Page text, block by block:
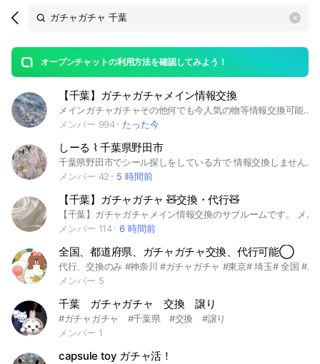
Search
OpenChats
messages
search
area
オープンチャットの利用方法を確認してみよう！
open
【千葉】ガチャガチャメイン情報交換
メインガチャガチャその他何でも今人気の物等情報交換可能です🎀 メインルーム▶︎情報交換・雑談 サブルーム▶︎入室条件ありルール必読必須 🕊 Information List ・新作の発売日 ・ショップごとの入荷状況 ・ガチャガチャ設置場所 ・オンラインの予約・販売情報 色々な情報の共有の場です⋆⸜🧡⸝‍⋆ 🧸 こんな情報を募集中！ ︎︎︎︎☑︎ 「〇〇店に在庫あったよ！」（入荷・設置場所） ︎︎︎︎☑︎ 「〇月〇日発売開始！」（最新カレンダー） ︎︎︎︎☑︎ 「ここ完売してた…」 雑談ももちろんOK！ リアルタイムなやり取りを楽しみましょう🧸🤎 入室後に一言お願いします✨ #成田#木更津#袖ヶ浦#市原#内房線#蘇我#幕張#船橋 #ガチャ #ガチャガチャ #千葉
メンバー 994
たった今
しーる ⌇ 千葉県野田市
千葉県野田市でシール探しをしている方で 情報交換しませんか？🫧 📍 活動場所 📍 バースデイ / アベイル / しまむら セリア / 西松屋 / イオンノア この6店舗がメインになりますので こちらをよくご利用される方のみ 承認させていただきます🤍 ※ 月に1回メンバー整理してます レイクタウン / 春日部イオン おおたかの森sc の 情報も歓迎です 🫧 ボンボンドロップシールだけでなく 100均のシールやワッペン情報 ガチャガチャ 食玩なども 共有 💞 #千葉県 #野田市 #シール #ボンボンドロップシール #たまごっち #サンリオ #うるちゅる #プチドロ #立体シール
メンバー 42
5 時間前
【千葉】ガチャガチャ 🧸交換・代行🧸
【千葉】ガチャガチャメイン情報交換のサブルームです。 メインルームと同じお名前でのご入室をお願いいたします🎀 ⚠️入室条件確認してください。確認せず何度も申請がある場合はメインルームも強制退出となります。 #千葉 #ガチャガチャ #交換 #代行
メンバー 114
6 時間前
全国、都道府県、ガチャガチャ交換、代行可能◯
代行、交換のみ #神奈川 #ガチャガチャ #東京# 埼玉# 全国 #関東 #関西 #交換 #代行 #東北 #北海道 #四国 #中国 #九州 #東海 #山梨 #めじるし #大阪 #京都 #岩手 #秋田 #宮城 #山形 #福島 #茨城 #愛知 #和歌山 #高知 #熊本 #新潟 #三重 #宮崎 #富山 #長野 #群馬 #静岡 #千葉 #奈良 #岐阜 #石川 #福井 #栃木 #滋賀 #兵庫 #鳥取 #島根 #山口 #広島 #愛媛 #徳島 #香川 #大分 #鹿児島 #長崎 #佐賀
メンバー 5
千葉 ガチャガチャ 交換 譲り
#ガチャガチャ #千葉県 #交換 #譲り
メンバー 1
capsule toy ガチャ活！